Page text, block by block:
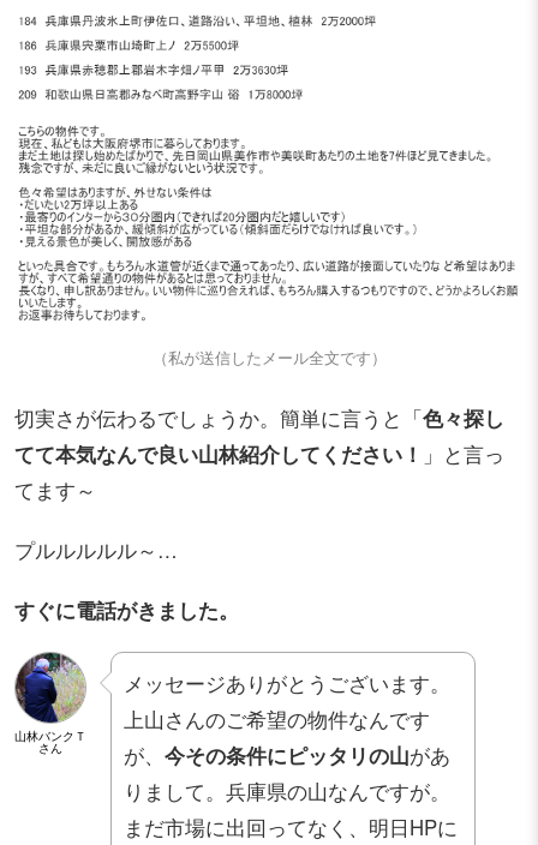
（私が送信したメール全文です）
切実さが伝わるでしょうか。簡単に言うと「色々探し
てて本気なんで良い山林紹介してください！ 」と言っ
てます～
プルルルルル～…
すぐに電話がきました。
山林バンクＴ
さん
メッセージありがとうございます。
上山さんのご希望の物件なんです
が、 今その条件にピッタリの山があ
りまして。兵庫県の山なんですが。
まだ市場に出回ってなく、明日HPに